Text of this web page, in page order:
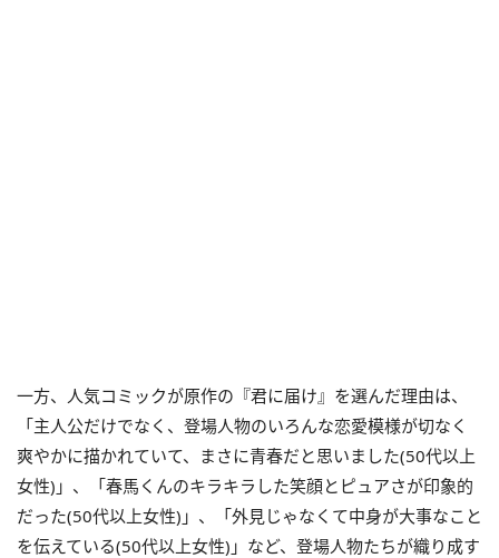
一方、人気コミックが原作の『君に届け』を選んだ理由は、
「主人公だけでなく、登場人物のいろんな恋愛模様が切なく
爽やかに描かれていて、まさに青春だと思いました(50代以上
女性)」、「春馬くんのキラキラした笑顔とピュアさが印象的
だった(50代以上女性)」、「外見じゃなくて中身が大事なこと
を伝えている(50代以上女性)」など、登場人物たちが織り成す